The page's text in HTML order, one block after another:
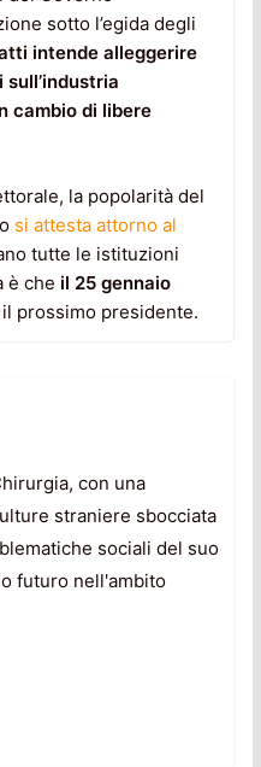
sotto l’egida degli
intende alleggerire
cambio di libere
la popolarità del
si attesta attorno al
tutte le istituzioni
è che il 25 gennaio
prossimo presidente.
con una
straniere sbocciata
sociali del suo
futuro nell'ambito